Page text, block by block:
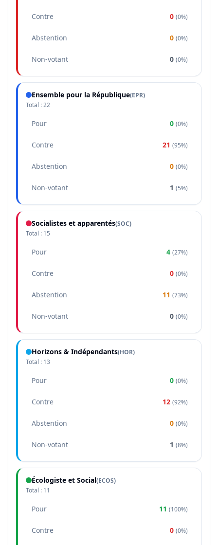
Contre 0 (0%)
Abstention 0 (0%)
Non-votant 0 (0%)
Ensemble pour la République(EPR)
Total :22
Pour 0 (0%)
Contre 21 (95%)
Abstention 0 (0%)
Non-votant 1 (5%)
Socialistes et apparentés(SOC)
Total : 15
Pour 4 (27%)
Contre 0 (0%)
Abstention 11 (73%)
Non-votant 0 (0%)
Horizons & Indépendants(HOR)
Total : 13
Pour 0 (0%)
Contre 12 (92%)
Abstention 0 (0%)
Non-votant 1 (8%)
Écologiste et Social(ECOS)
Total : 11
Pour 11 (100%)
Contre 0 (0%)